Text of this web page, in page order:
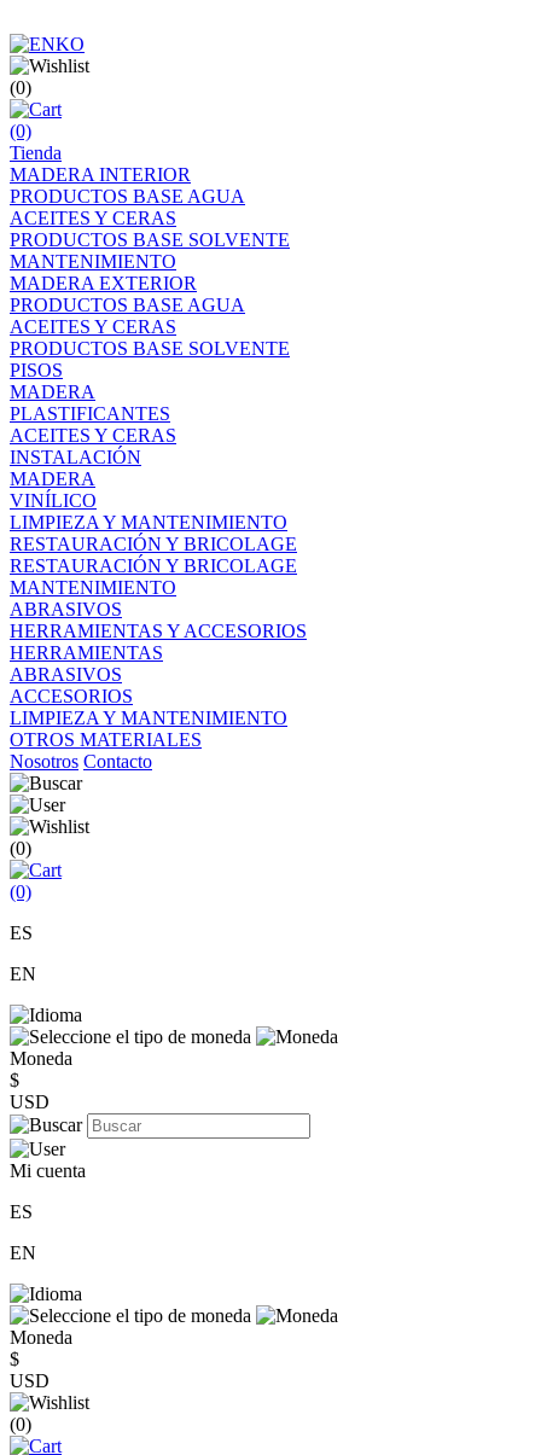
(0)
(0)
Tienda
MADERA INTERIOR
PRODUCTOS BASE AGUA
ACEITES Y CERAS
PRODUCTOS BASE SOLVENTE
MANTENIMIENTO
MADERA EXTERIOR
PRODUCTOS BASE AGUA
ACEITES Y CERAS
PRODUCTOS BASE SOLVENTE
PISOS
MADERA
PLASTIFICANTES
ACEITES Y CERAS
INSTALACIÓN
MADERA
VINÍLICO
LIMPIEZA Y MANTENIMIENTO
RESTAURACIÓN Y BRICOLAGE
RESTAURACIÓN Y BRICOLAGE
MANTENIMIENTO
ABRASIVOS
HERRAMIENTAS Y ACCESORIOS
HERRAMIENTAS
ABRASIVOS
ACCESORIOS
LIMPIEZA Y MANTENIMIENTO
OTROS MATERIALES
Nosotros Contacto
(0)
(0)
ES
EN
Moneda
$
USD
Mi cuenta
ES
EN
Moneda
$
USD
(0)